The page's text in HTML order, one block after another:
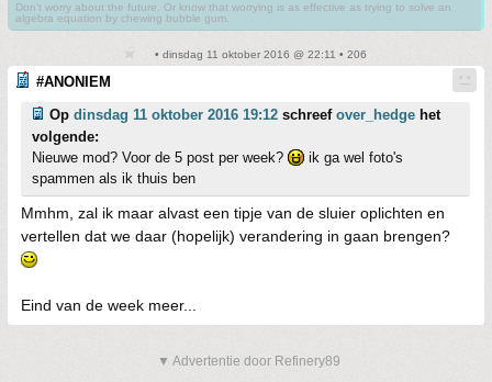
Don't worry about the future. Or know that worrying is as effective as trying to solve an
algebra equation by chewing bubble gum.
• dinsdag 11 oktober 2016 @ 22:11 • 206
#ANONIEM
Op dinsdag 11 oktober 2016 19:12 schreef over_hedge het
volgende:
Nieuwe mod? Voor de 5 post per week?
ik ga wel foto's
spammen als ik thuis ben
Mmhm, zal ik maar alvast een tipje van de sluier oplichten en
vertellen dat we daar (hopelijk) verandering in gaan brengen?
Eind van de week meer...
▼ Advertentie door Refinery89